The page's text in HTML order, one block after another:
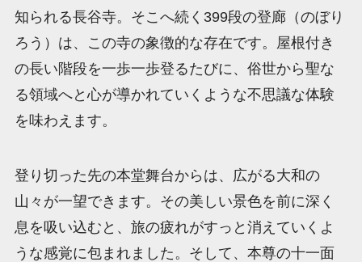
知られる長谷寺。そこへ続く399段の登廊（のぼり
ろう）は、この寺の象徴的な存在です。屋根付き
の長い階段を一歩一歩登るたびに、俗世から聖な
る領域へと心が導かれていくような不思議な体験
を味わえます。
登り切った先の本堂舞台からは、広がる大和の
山々が一望できます。その美しい景色を前に深く
息を吸い込むと、旅の疲れがすっと消えていくよ
うな感覚に包まれました。そして、本尊の十一面